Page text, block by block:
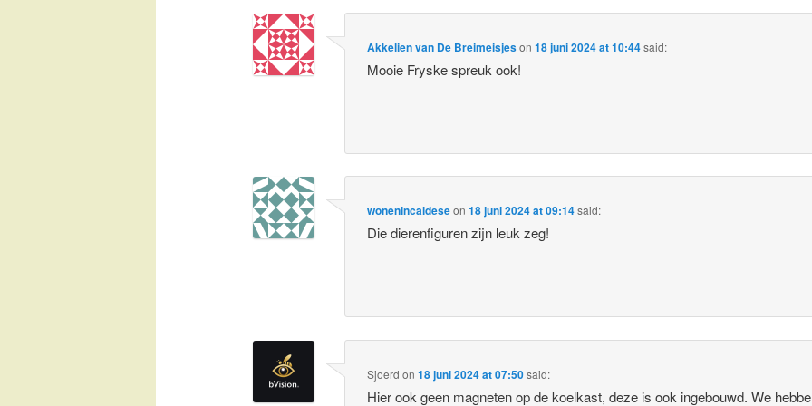
Akkelien van De Breimeisjeson18 juni 2024 at 10:44said:
Mooie Fryske spreuk ook!
wonenincaldeseon18 juni 2024 at 09:14said:
Die dierenfiguren zijn leuk zeg!
Sjoerd on18 juni 2024 at 07:50said:
Hier ook geen magneten op de koelkast, deze is ook ingebouwd. We